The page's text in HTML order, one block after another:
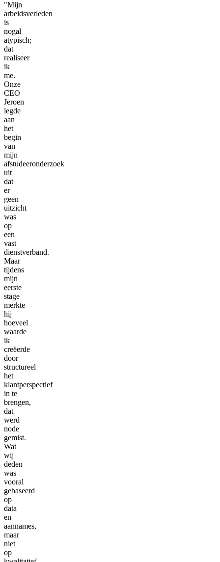
"Mijn
arbeidsverleden
is
nogal
atypisch;
dat
realiseer
ik
me.
Onze
CEO
Jeroen
legde
aan
het
begin
van
mijn
afstudeeronderzoek
uit
dat
er
geen
uitzicht
was
op
een
vast
dienstverband.
Maar
tijdens
mijn
eerste
stage
merkte
hij
hoeveel
waarde
ik
creëerde
door
structureel
het
klantperspectief
in te
brengen,
dat
werd
node
gemist.
Wat
wij
deden
was
vooral
gebaseerd
op
data
en
aannames,
maar
niet
op